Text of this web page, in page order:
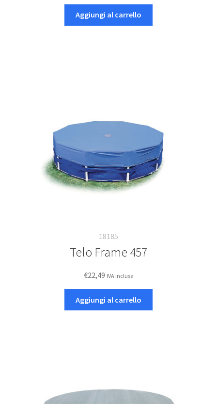
Aggiungi al carrello
18185
Telo Frame 457
€22,49 IVA inclusa
Aggiungi al carrello